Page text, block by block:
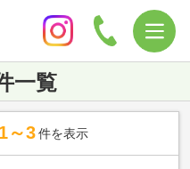
一覧
1～3 件を表示